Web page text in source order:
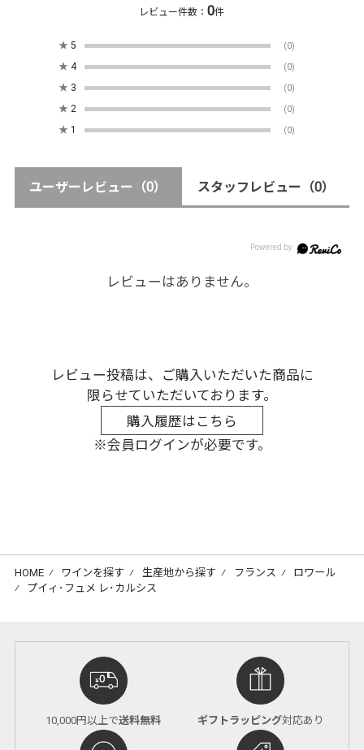
レビュー件数：0件
★ 5 (0)
★ 4 (0)
★ 3 (0)
★ 2 (0)
★ 1 (0)
ユーザーレビュー （0） スタッフレビュー （0）
レビューはありません。
レビュー投稿は、ご購入いただいた商品に
限らせていただいております。
購入履歴はこちら
※会員ログインが必要です。
HOME ⁄ ワインを探す ⁄ 生産地から探す ⁄ フランス ⁄ ロワール
⁄ プイィ･フュメ レ･カルシス
10,000円以上で送料無料 ギフトラッピング対応あり